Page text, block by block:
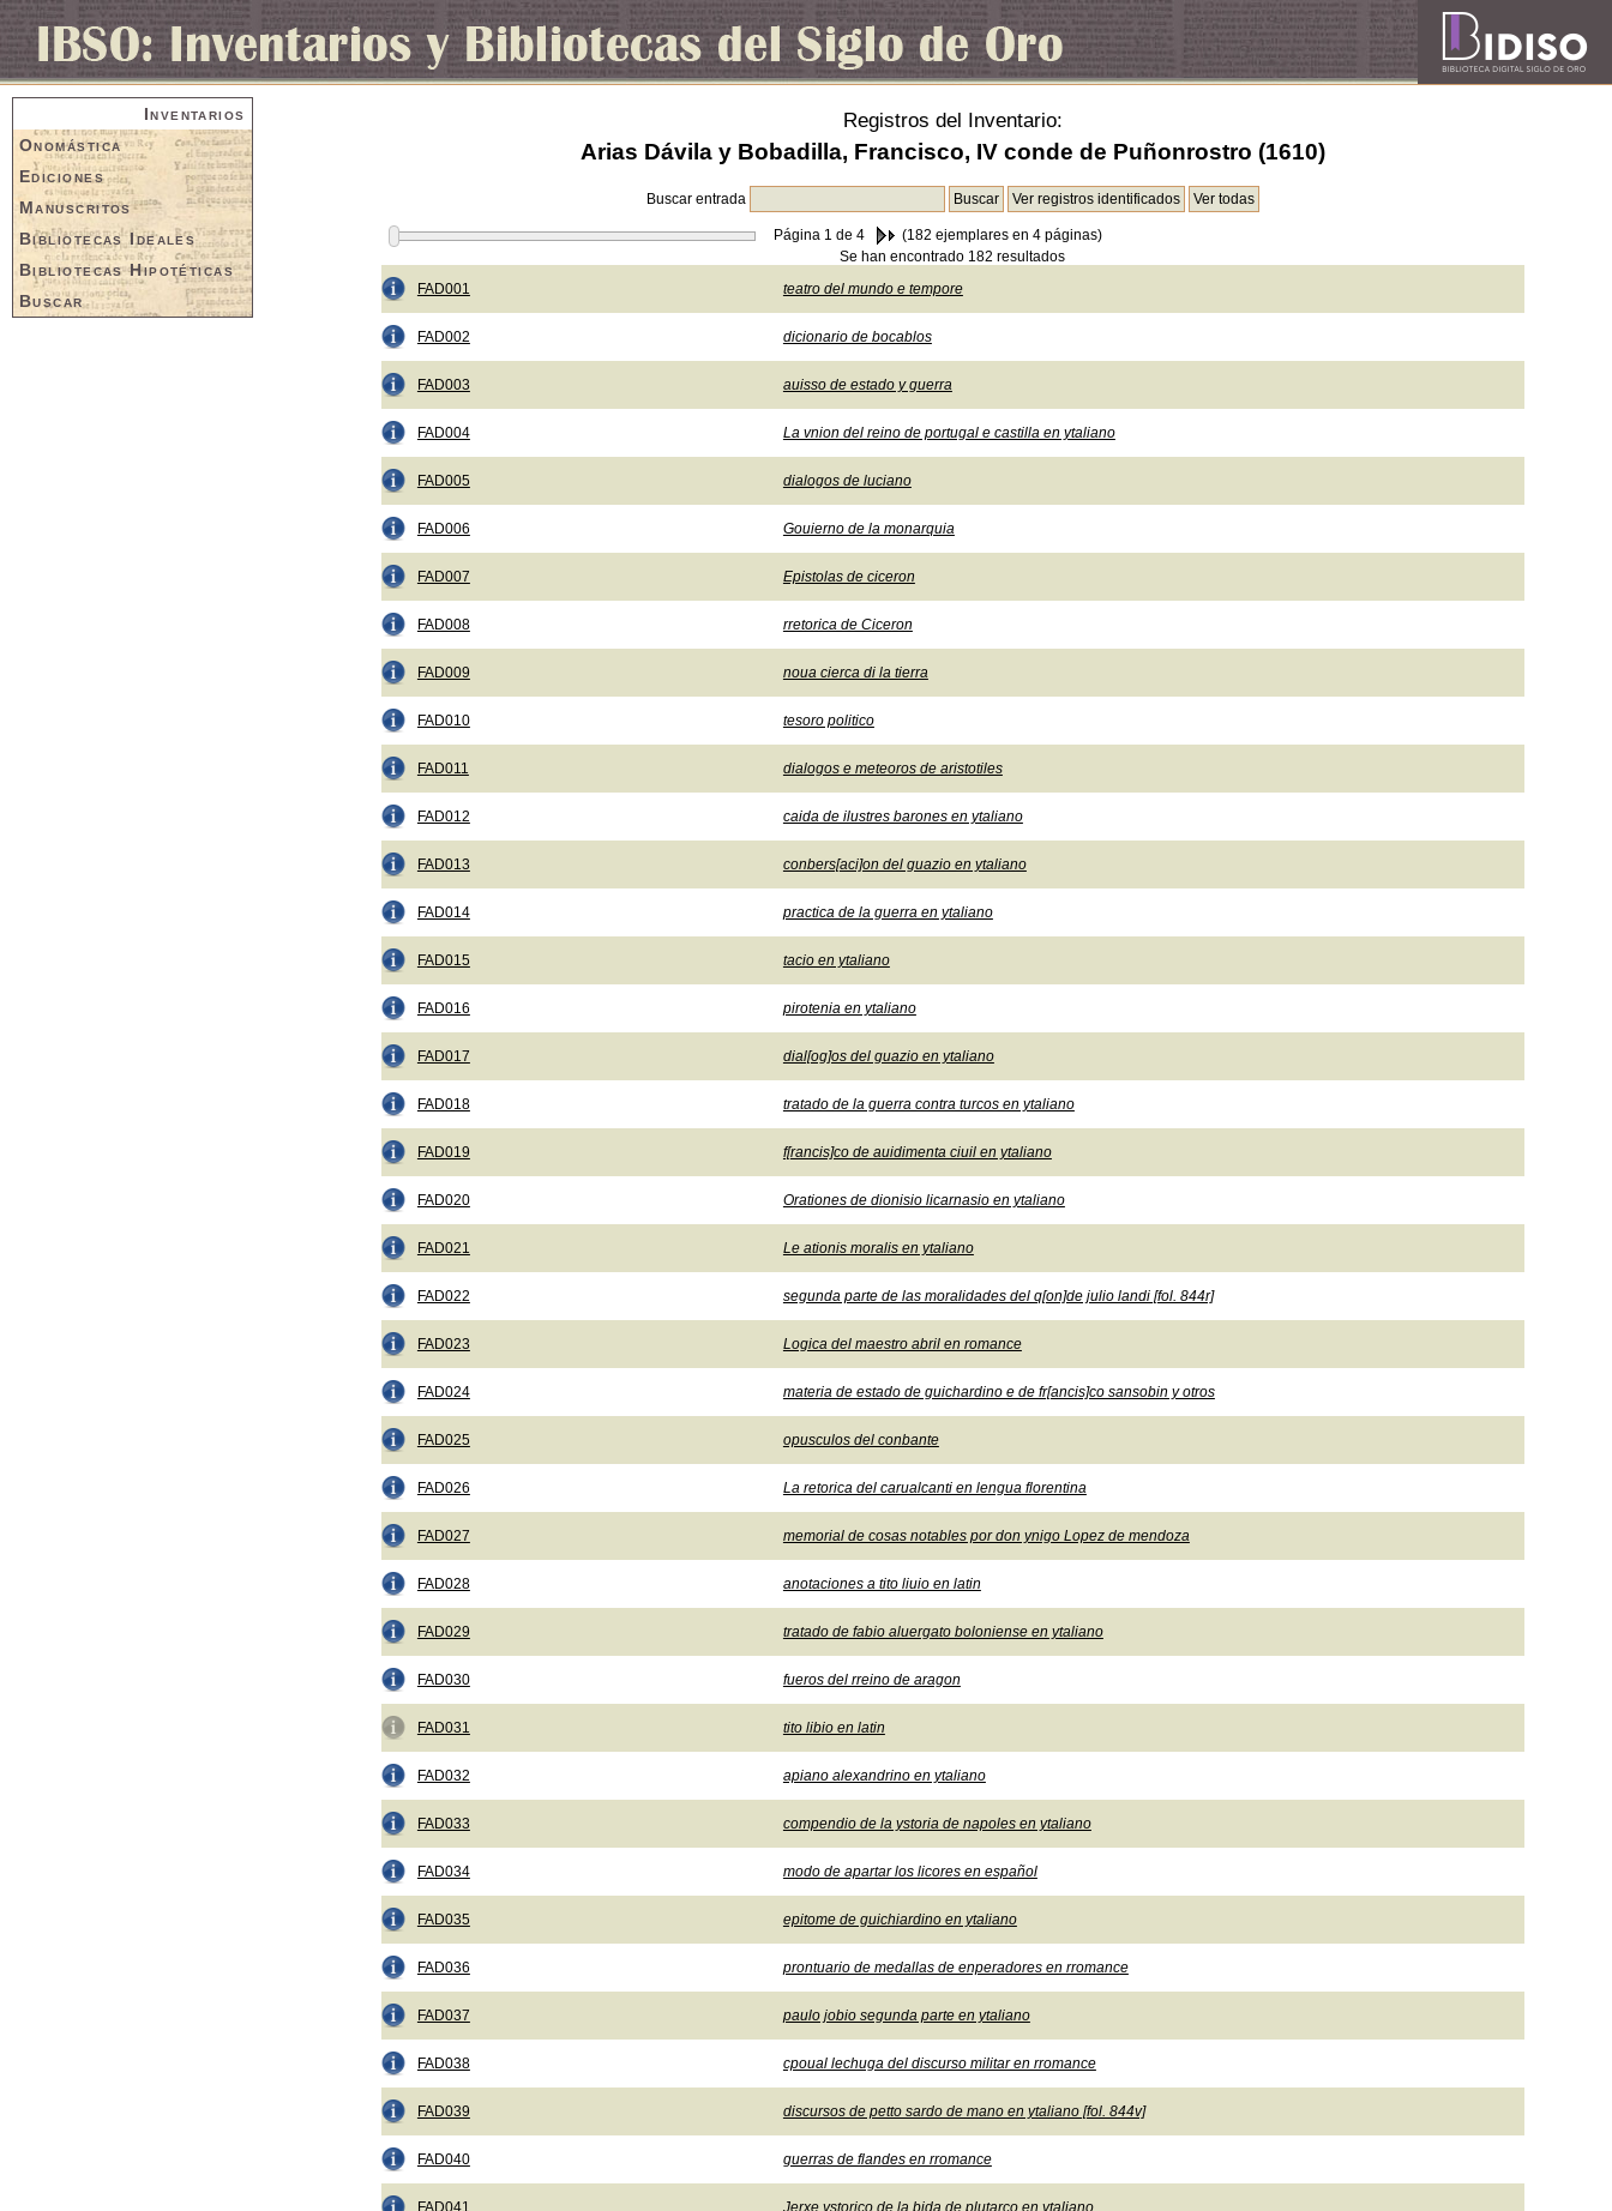
Inventarios
Onomástica
Ediciones
Manuscritos
Bibliotecas Ideales
Bibliotecas Hipotéticas
Buscar
Registros del Inventario:
Arias Dávila y Bobadilla, Francisco, IV conde de Puñonrostro (1610)
Buscar entrada
Página 1 de 4
(182 ejemplares en 4 páginas)
Se han encontrado 182 resultados
FAD001
teatro del mundo e tempore
FAD002 dicionario de bocablos
FAD003 auisso de estado y guerra
FAD004 La vnion del reino de portugal e castilla en ytaliano
FAD005 dialogos de luciano
FAD006 Gouierno de la monarquia
FAD007 Epistolas de ciceron
FAD008 rretorica de Ciceron
FAD009 noua cierca di la tierra
FAD010 tesoro politico
FAD011 dialogos e meteoros de aristotiles
FAD012 caida de ilustres barones en ytaliano
FAD013 conbers[aci]on del guazio en ytaliano
FAD014 practica de la guerra en ytaliano
FAD015 tacio en ytaliano
FAD016 pirotenia en ytaliano
FAD017 dial[og]os del guazio en ytaliano
FAD018 tratado de la guerra contra turcos en ytaliano
FAD019 f[rancis]co de auidimenta ciuil en ytaliano
FAD020 Orationes de dionisio licarnasio en ytaliano
FAD021 Le ationis moralis en ytaliano
FAD022 segunda parte de las moralidades del q[on]de julio landi [fol. 844r]
FAD023 Logica del maestro abril en romance
FAD024 materia de estado de guichardino e de fr[ancis]co sansobin y otros
FAD025 opusculos del conbante
FAD026 La retorica del carualcanti en lengua florentina
FAD027 memorial de cosas notables por don ynigo Lopez de mendoza
FAD028 anotaciones a tito liuio en latin
FAD029 tratado de fabio aluergato boloniense en ytaliano
FAD030 fueros del rreino de aragon
FAD031 tito libio en latin
FAD032 apiano alexandrino en ytaliano
FAD033 compendio de la ystoria de napoles en ytaliano
FAD034 modo de apartar los licores en español
FAD035 epitome de guichiardino en ytaliano
FAD036 prontuario de medallas de enperadores en rromance
FAD037 paulo jobio segunda parte en ytaliano
FAD038 cpoual lechuga del discurso militar en rromance
FAD039 discursos de petto sardo de mano en ytaliano [fol. 844v]
FAD040 guerras de flandes en rromance
FAD041 Jerxe ystorico de la bida de plutarco en ytaliano